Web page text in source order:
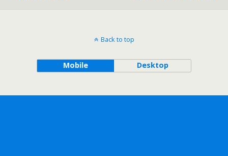
Back to top
Mobile Desktop